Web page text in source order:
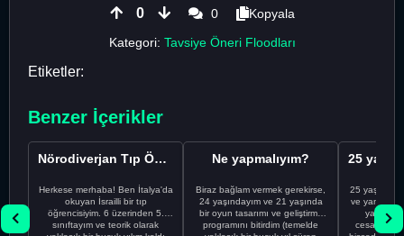
0 0
Kopyala
Kategori: Tavsiye Öneri Floodları
Etiketler:
Benzer İçerikler
Nörodiverjan Tıp Öğrencisi Yeni Bir Yol Arıyor
Herkese merhaba! Ben İtalya'da
okuyan İsrailli bir tıp
öğrencisiyim. 6 üzerinden 5.
sınıftayım ve teorik olarak
Ne yapmalıyım?
Biraz bağlam vermek gerekirse,
24 yaşındayım ve 21 yaşında
bir oyun tasarımı ve geliştirme
programını bitirdim (temelde
25
ve yanlış
cesaretimin